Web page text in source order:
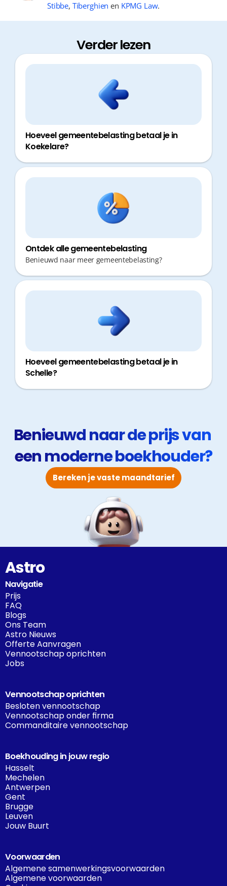
Stibbe, Tiberghien en KPMG Law.
Verder lezen
Hoeveel gemeentebelasting betaal je in
Koekelare?
Ontdek alle gemeentebelasting
Benieuwd naar meer gemeentebelasting?
Hoeveel gemeentebelasting betaal je in
Schelle?
Benieuwd naar de prijs van
een moderne boekhouder?
Bereken je vaste maandtarief
Astro
Navigatie
Prijs
FAQ
Blogs
Ons Team
Astro Nieuws
Offerte Aanvragen
Vennootschap oprichten
Jobs
Vennootschap oprichten
Besloten vennootschap
Vennootschap onder firma
Commanditaire vennootschap
Boekhouding in jouw regio
Hasselt
Mechelen
Antwerpen
Gent
Brugge
Leuven
Jouw Buurt
Voorwaarden
Algemene samenwerkingsvoorwaarden
Algemene voorwaarden